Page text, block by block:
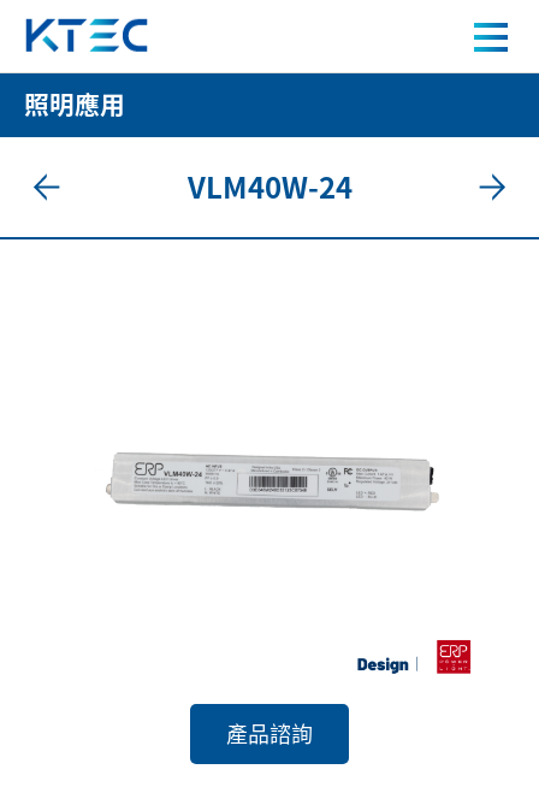
VLM40W-24 40W LED 驅動電源
產品中心
聯絡我們
照明應用
VLM40W-24
產品諮詢